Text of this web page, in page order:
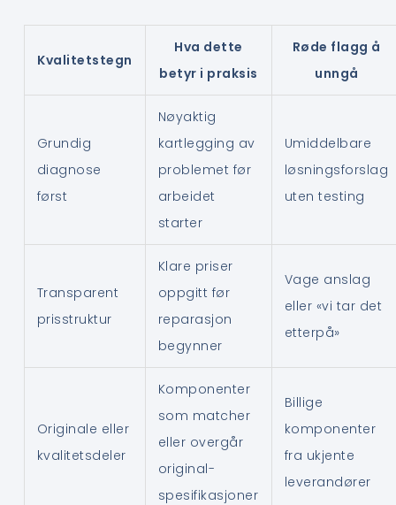
Kvalitetstegn
Hva dette
betyr i praksis
Røde flagg å
unngå
Grundig
diagnose
først
Nøyaktig
kartlegging av
problemet før
arbeidet
starter
Umiddelbare
løsningsforslag
uten testing
Transparent
prisstruktur
Klare priser
oppgitt før
reparasjon
begynner
Vage anslag
eller «vi tar det
etterpå»
Originale eller
kvalitetsdeler
Komponenter
som matcher
eller overgår
original-
spesifikasjoner
Billige
komponenter
fra ukjente
leverandører